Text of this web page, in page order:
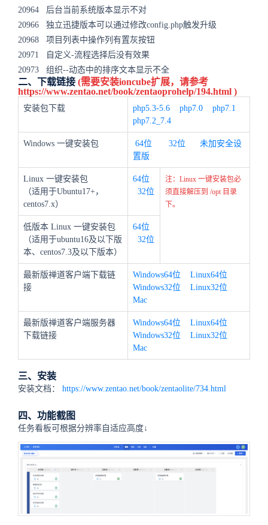
20964 后台当前系统版本显示不对
20966 独立迅捷版本可以通过修改config.php触发升级
20968 项目列表中操作列有置灰按钮
20971 自定义-流程选择后没有效果
20973 组织--动态中的排序文本显示不全
二、下载链接 (需要安装ioncube扩展，请参考
https://www.zentao.net/book/zentaoprohelp/194.html )
安装包下载 php5.3-5.6 php7.0
php7.1
php7.2_7.4
Windows 一键安装包 64位 32位
未加安全设
置版
Linux 一键安装包
（适用于Ubuntu17+，
centos7.x）
64位
32位
注：Linux 一键安装包必
须直接解压到 /opt 目录
下。
低版本 Linux 一键安装包
（适用于ubuntu16及以下版
本、centos7.3及以下版本）
64位
32位
最新版禅道客户端下载链
接
Windows64位
Linux64位
Windows32位
Linux32位
Mac
最新版禅道客户端服务器
下载链接
Windows64位
Linux64位
Windows32位
Linux32位
Mac
三、安装
安装文档： https://www.zentao.net/book/zentaolite/734.html
四、功能截图
任务看板可根据分辨率自适应高度↓